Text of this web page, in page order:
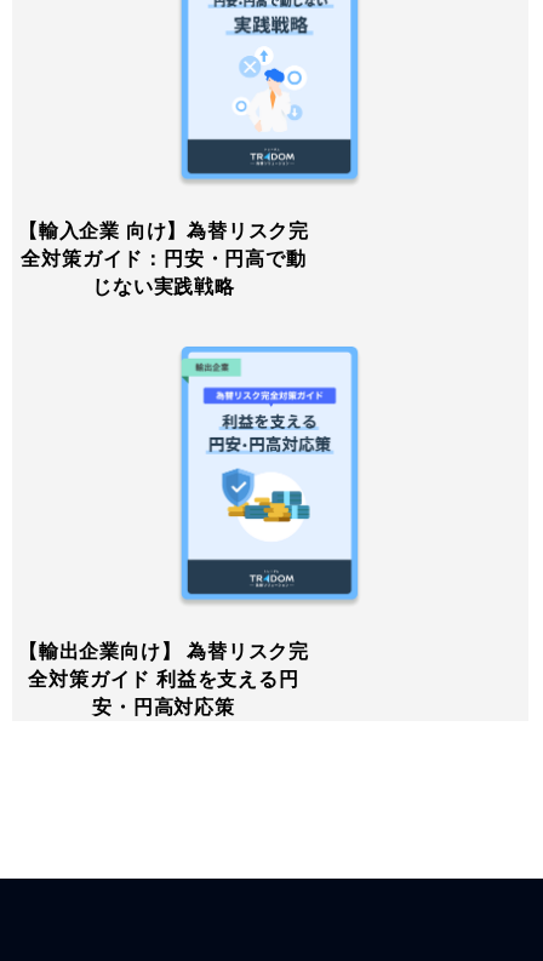
【輸入企業 向け】為替リスク完
全対策ガイド：円安・円高で動
じない実践戦略
【輸出企業向け】 為替リスク完
全対策ガイド 利益を支える円
安・円高対応策